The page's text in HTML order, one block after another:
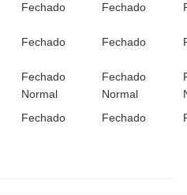
Fechado Fechado
Fechado Fechado
Fechado Fechado
Normal Normal
Fechado Fechado